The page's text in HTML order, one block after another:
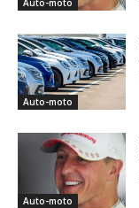
Auto-moto
Auto-moto
Auto-moto